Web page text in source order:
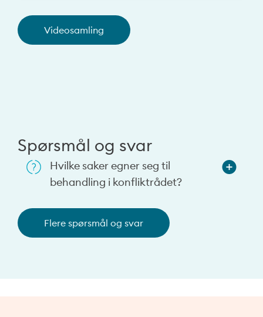
Videosamling
Spørsmål og svar
Hvilke saker egner seg til
behandling i konfliktrådet?
Flere spørsmål og svar